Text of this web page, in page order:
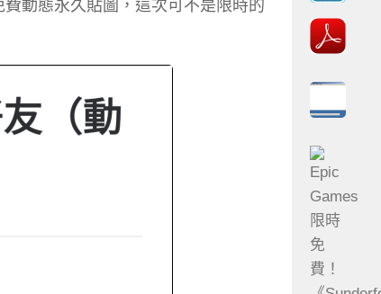
動態永久貼圖，這次可不是限時的